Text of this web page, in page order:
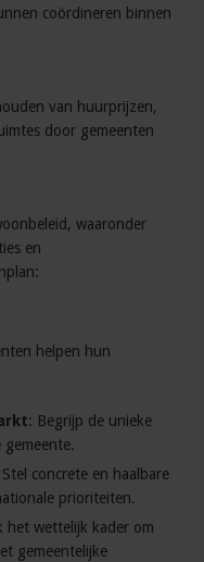
coördineren binnen
van huurprijzen,
door gemeenten
waaronder
en
helpen hun
: Begrijp de unieke
Stel concrete en haalbare
prioriteiten.
het wettelijk kader om
gemeentelijke